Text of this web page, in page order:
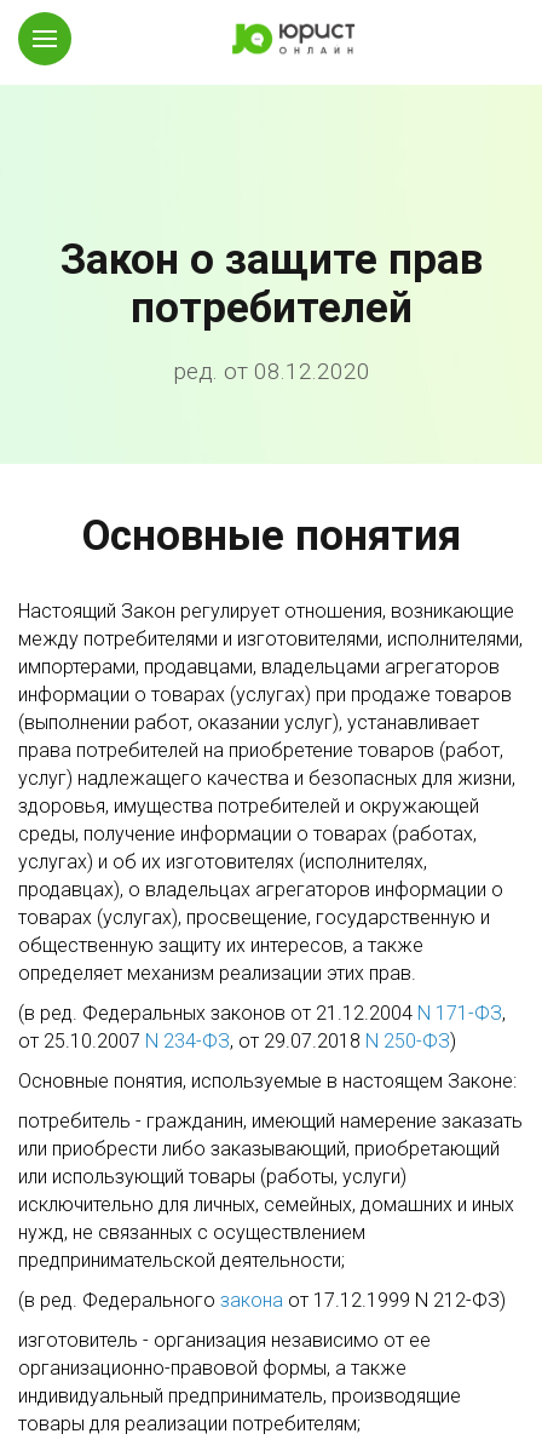
Закон о защите прав
потребителей
ред. от 08.12.2020
Основные понятия
Настоящий Закон регулирует отношения, возникающие
между потребителями и изготовителями, исполнителями,
импортерами, продавцами, владельцами агрегаторов
информации о товарах (услугах) при продаже товаров
(выполнении работ, оказании услуг), устанавливает
права потребителей на приобретение товаров (работ,
услуг) надлежащего качества и безопасных для жизни,
здоровья, имущества потребителей и окружающей
среды, получение информации о товарах (работах,
услугах) и об их изготовителях (исполнителях,
продавцах), о владельцах агрегаторов информации о
товарах (услугах), просвещение, государственную и
общественную защиту их интересов, а также
определяет механизм реализации этих прав.
(в ред. Федеральных законов от 21.12.2004 N 171-ФЗ,
от 25.10.2007 N 234-ФЗ, от 29.07.2018 N 250-ФЗ)
Основные понятия, используемые в настоящем Законе:
потребитель - гражданин, имеющий намерение заказать
или приобрести либо заказывающий, приобретающий
или использующий товары (работы, услуги)
исключительно для личных, семейных, домашних и иных
нужд, не связанных с осуществлением
предпринимательской деятельности;
(в ред. Федерального закона от 17.12.1999 N 212-ФЗ)
изготовитель - организация независимо от ее
организационно-правовой формы, а также
индивидуальный предприниматель, производящие
товары для реализации потребителям;